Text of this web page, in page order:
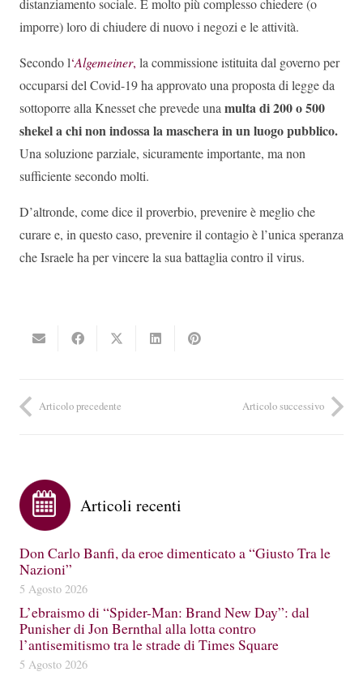
distanziamento sociale. È molto più complesso chiedere (o
imporre) loro di chiudere di nuovo i negozi e le attività.
Secondo l‘Algemeiner, la commissione istituita dal governo per
occuparsi del Covid-19 ha approvato una proposta di legge da
sottoporre alla Knesset che prevede unamulta di 200 o 500
shekel a chi non indossa la maschera in un luogo pubblico.
Una soluzione parziale, sicuramente importante, ma non
sufficiente secondo molti.
D’altronde, come dice il proverbio, prevenire è meglio che
curare e, in questo caso, prevenire il contagio è l’unica speranza
che Israele ha per vincere la sua battaglia contro il virus.
Articolo precedente Articolo successivo
Articoli recenti
Don Carlo Banfi, da eroe dimenticato a “Giusto Tra le
Nazioni”
5 Agosto 2026
L’ebraismo di “Spider-Man: Brand New Day”: dal
Punisher di Jon Bernthal alla lotta contro
l’antisemitismo tra le strade di Times Square
5 Agosto 2026